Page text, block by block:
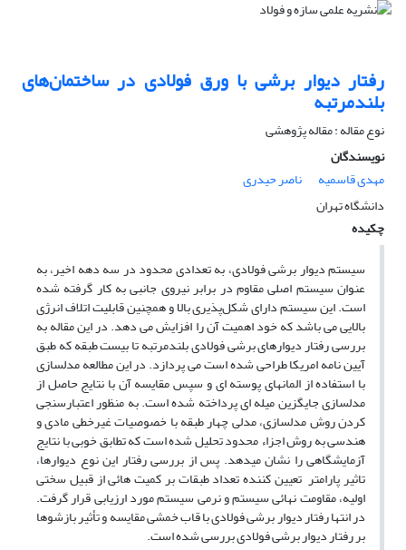
رفتار دیوار برشی با ورق فولادی در ساختمان‌های
بلندمرتبه
نوع مقاله : مقاله پژوهشی
نویسندگان
مهدی قاسمیه
ناصر حیدری
دانشگاه تهران
چکیده
سیستم دیوار برشی فولادی، به تعدادی محدود در سه دهه اخیر، به
عنوان سیستم اصلی مقاوم در برابر نیروی جانبی به کار گرفته شده
است. این سیستم دارای شکل‌پذیری بالا و همچنین قابلیت اتلاف انرژی
بالایی می باشد که خود اهمیت آن را افزایش می دهد. در این مقاله به
بررسی رفتار دیوارهای برشی فولادی بلندمرتبه تا بیست طبقه که طبق
آیین نامه امریکا طراحی شده است می پردازد. در این مطالعه مدلسازی
با استفاده از المانهای پوسته ای و سپس مقایسه آن با نتایج حاصل از
مدلسازی جایگزین میله ای پرداخته شده است. به منظور اعتبارسنجی
کردن روش مدلسازی، مدلی چهار طبقه با خصوصیات غیرخطی مادی و
هندسی به روش اجزاء محدود تحلیل شده است که تطابق خوبی با نتایج
آزمایشگاهی را نشان میدهد. پس از بررسی رفتار این نوع دیوارها،
تاثیر پارامتر تعیین کننده تعداد طبقات بر کمیت هائی از قبیل سختی
اولیه، مقاومت نهائی سیستم و نرمی سیستم مورد ارزیابی قرار گرفت.
در انتها رفتار دیوار برشی فولادی با قاب خمشی مقایسه و تأثیر بازشوها
بر رفتار دیوار برشی فولادی بررسی شده است.